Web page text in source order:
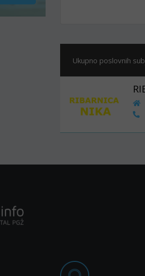
Ukupno poslovnih